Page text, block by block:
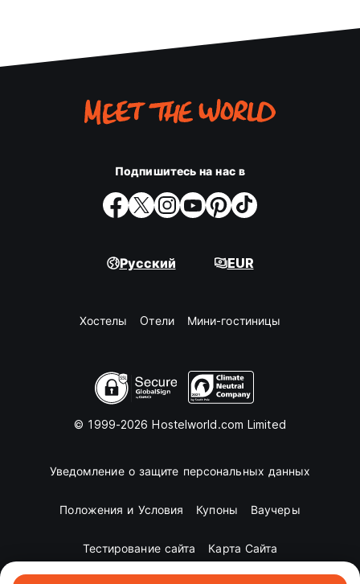
Подпишитесь на нас в
Русский EUR
Хостелы Oтели Мини-гостиницы
© 1999-2026 Hostelworld.com Limited
Уведомление о защите персональных данных
Положения и Условия Купоны Ваучеры
Тестирование сайта Карта Сайта